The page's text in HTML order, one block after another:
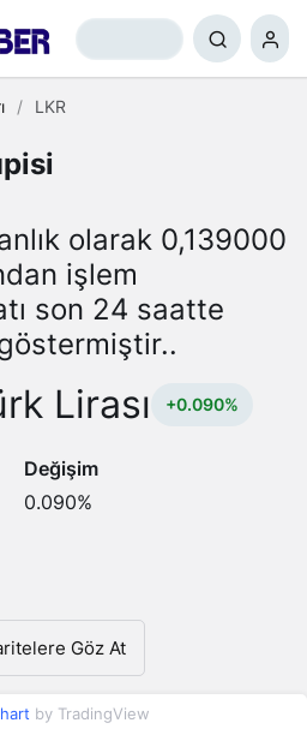
LKR
olarak 0,139000
işlem
son 24 saatte
Lirası +0.090%
Değişim
0.090%
Göz At
by TradingView